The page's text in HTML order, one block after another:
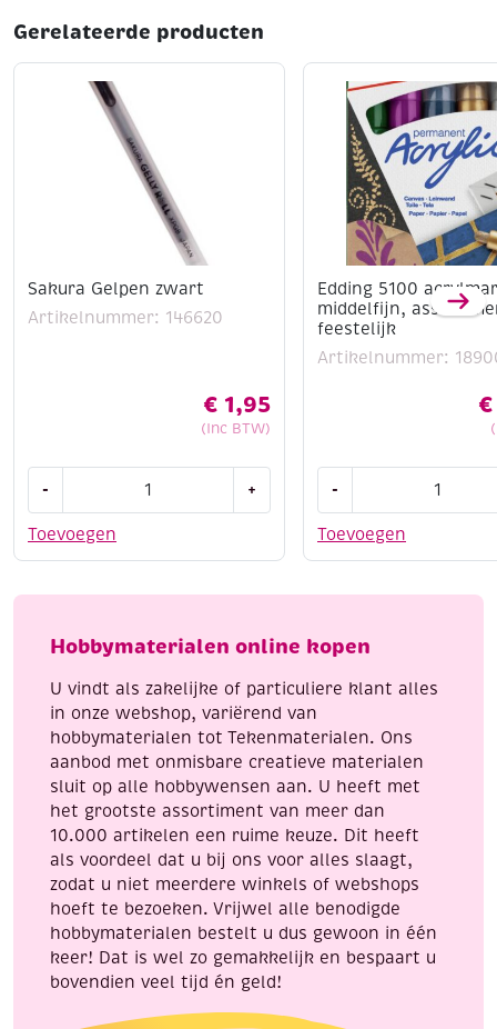
Gerelateerde producten
Sakura Gelpen zwart
Artikelnummer: 146620
€ 1,95
(Inc BTW)
Toevoegen
-
zwart
+
Edding 5100
middelfijn,
feestelijk
Artikelnummer:
€
Toevoegen
-
acrylmarkers
feestelijk
Hobbymaterialen online kopen
U vindt als zakelijke of particuliere klant alles
in onze webshop, variërend van
hobbymaterialen tot Tekenmaterialen. Ons
aanbod met onmisbare creatieve materialen
sluit op alle hobbywensen aan. U heeft met
het grootste assortiment van meer dan
10.000 artikelen een ruime keuze. Dit heeft
als voordeel dat u bij ons voor alles slaagt,
zodat u niet meerdere winkels of webshops
hoeft te bezoeken. Vrijwel alle benodigde
hobbymaterialen bestelt u dus gewoon in één
keer! Dat is wel zo gemakkelijk en bespaart u
bovendien veel tijd én geld!